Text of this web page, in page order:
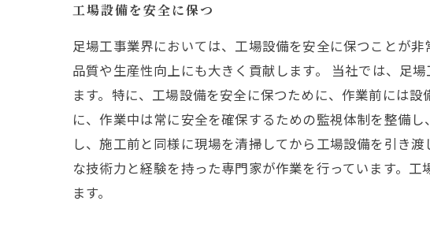
工場設備を安全に保つ
足場工事業界においては、工場設備を安全に保つことが
品質や生産性向上にも大きく貢献します。 当社では、足
ます。特に、工場設備を安全に保つために、作業前には
に、作業中は常に安全を確保するための監視体制を整備
し、施工前と同様に現場を清掃してから工場設備を引き
な技術力と経験を持った専門家が作業を行っています。
ます。